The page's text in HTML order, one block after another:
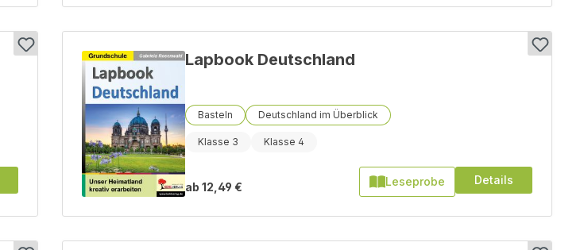
Lapbook Deutschland
Basteln Deutschland im Überblick
Klasse 3 Klasse 4
ab 12,49 € Leseprobe Details